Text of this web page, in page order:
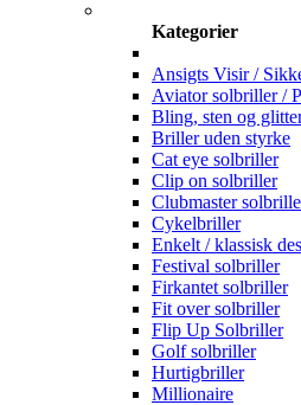
Kategorier
Ansigts Visir /
Aviator solbriller /
Bling, sten og
Briller uden styrke
Cat eye solbriller
Clip on solbriller
Clubmaster
Cykelbriller
Enkelt / klassisk
Festival solbriller
Firkantet solbriller
Fit over solbriller
Flip Up Solbriller
Golf solbriller
Hurtigbriller
Millionaire